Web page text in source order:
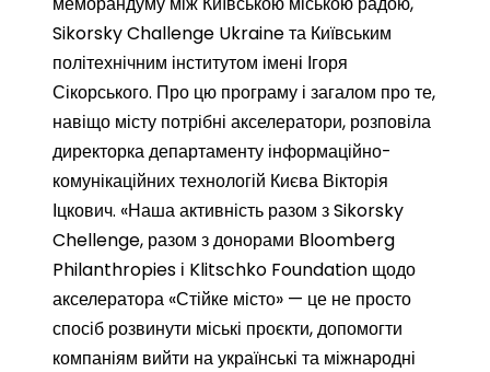
Sikorsky Challenge Ukraine та Київським
політехнічним інститутом імені Ігоря
Сікорського. Про цю програму і загалом про те,
навіщо місту потрібні акселератори, розповіла
директорка департаменту інформаційно-
комунікаційних технологій Києва Вікторія
Іцкович. «Наша активність разом з Sikorsky
Chellenge, разом з донорами Bloomberg
Philanthropies і Klitschko Foundation щодо
акселератора «Стійке місто» — це не просто
спосіб розвинути міські проєкти, допомогти
компаніям вийти на українські та міжнародні